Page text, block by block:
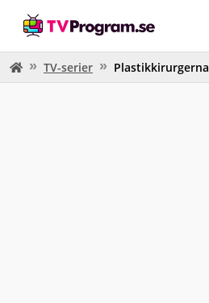
TV-serier Plastikkirurgerna